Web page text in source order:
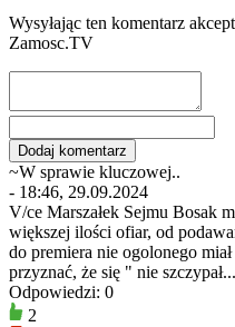
Wysyłając ten komentarz
Zamosc.TV
~W sprawie kluczowej..
- 18:46, 29.09.2024
V/ce Marszałek Sejmu Bosak
większej ilości ofiar, od
do premiera nie ogolonego
przyznać, że się " nie szczypał...
Odpowiedzi: 0
2